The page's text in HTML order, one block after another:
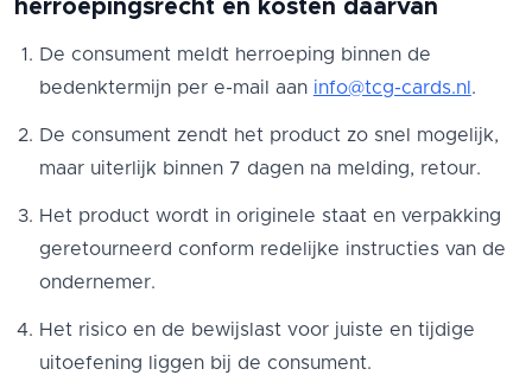
herroepingsrecht en kosten daarvan
De consument meldt herroeping binnen de
bedenktermijn per e-mail aan info@tcg-cards.nl .
De consument zendt het product zo snel mogelijk,
maar uiterlijk binnen 7 dagen na melding, retour.
Het product wordt in originele staat en verpakking
geretourneerd conform redelijke instructies van de
ondernemer.
Het risico en de bewijslast voor juiste en tijdige
uitoefening liggen bij de consument.